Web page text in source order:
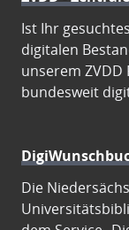
Ist Ihr
digitalen
unserem ZVDD
bundesweit
Die